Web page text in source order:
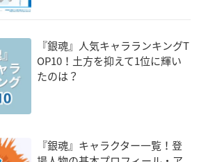
『銀魂』人気キャラランキングT
OP10！土方を抑えて1位に輝い
たのは？
『銀魂』キャラクター一覧！登